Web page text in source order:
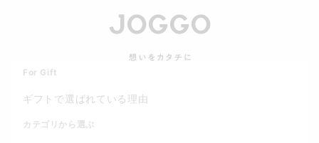
For Gift
ギフトで選ばれている理由
カテゴリから選ぶ